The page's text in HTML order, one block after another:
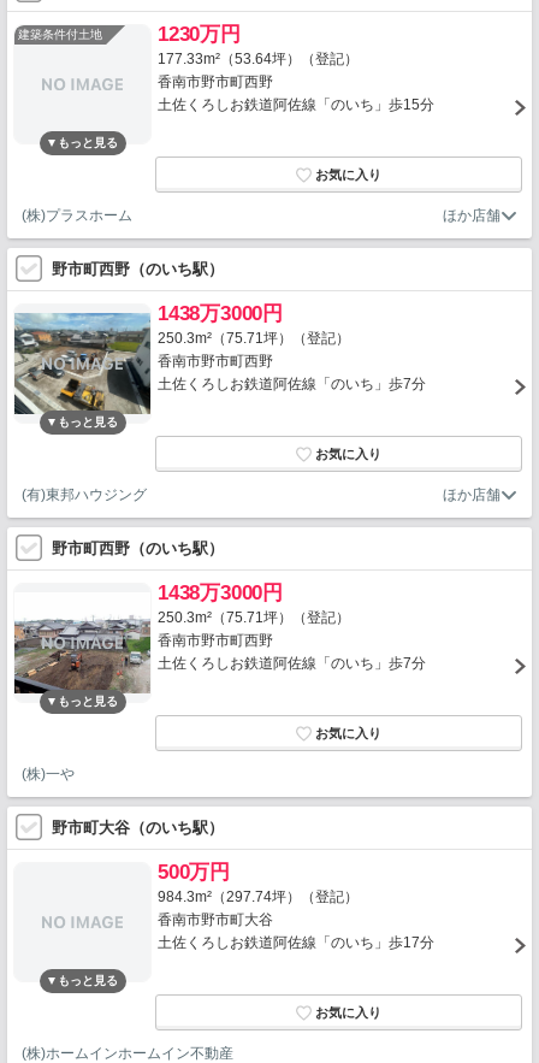
建築条件付土地 1230万円
177.33m²（53.64坪）（登記）
香南市野市町西野
土佐くろしお鉄道阿佐線「のいち」歩15分
(株)プラスホーム
野市町西野（のいち駅）
1438万3000円
250.3m²（75.71坪）（登記）
香南市野市町西野
土佐くろしお鉄道阿佐線「のいち」歩7分
(有)東邦ハウジング
野市町西野（のいち駅）
1438万3000円
250.3m²（75.71坪）（登記）
香南市野市町西野
土佐くろしお鉄道阿佐線「のいち」歩7分
(株)一や
野市町大谷（のいち駅）
500万円
984.3m²（297.74坪）（登記）
香南市野市町大谷
土佐くろしお鉄道阿佐線「のいち」歩17分
(株)ホームインホームイン不動産